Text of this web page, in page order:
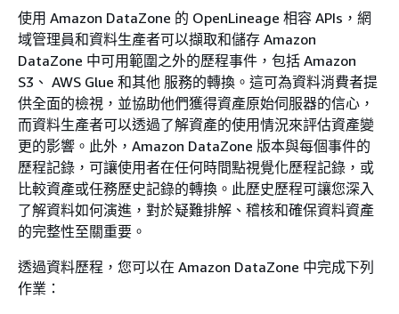
使用 Amazon DataZone 的 OpenLineage 相容 APIs，網
域管理員和資料生產者可以擷取和儲存 Amazon
DataZone 中可用範圍之外的歷程事件，包括 Amazon
S3、 AWS Glue 和其他 服務的轉換。這可為資料消費者提
供全面的檢視，並協助他們獲得資產原始伺服器的信心，
而資料生產者可以透過了解資產的使用情況來評估資產變
更的影響。此外，Amazon DataZone 版本與每個事件的
歷程記錄，可讓使用者在任何時間點視覺化歷程記錄，或
比較資產或任務歷史記錄的轉換。此歷史歷程可讓您深入
了解資料如何演進，對於疑難排解、稽核和確保資料資產
的完整性至關重要。
透過資料歷程，您可以在 Amazon DataZone 中完成下列
作業：